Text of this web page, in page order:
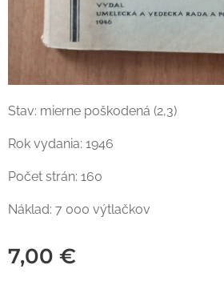
Stav: mierne poškodená (2,3)
Rok vydania: 1946
Počet strán: 160
Náklad: 7 000 výtlačkov
7,00 €